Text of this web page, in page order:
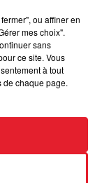
ossements
ou affiner en
mes choix".
sans
ce site. Vous
à tout
de chaque page.